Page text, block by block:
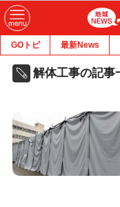
GOトピ 最新News
解体工事の記事